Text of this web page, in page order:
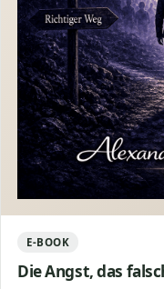
E-BOOK
Die Angst, das